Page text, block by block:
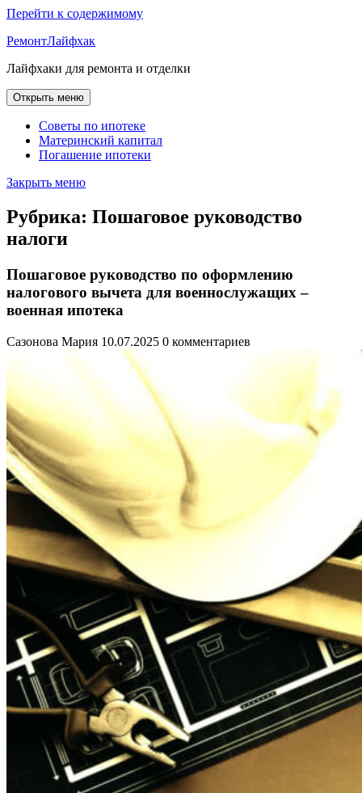
Перейти к содержимому
РемонтЛайфхак
Лайфхаки для ремонта и отделки
Открыть меню
Советы по ипотеке
Материнский капитал
Погашение ипотеки
Закрыть меню
Рубрика: Пошаговое руководство
налоги
Пошаговое руководство по оформлению
налогового вычета для военнослужащих –
военная ипотека
Сазонова Мария 10.07.2025 0 комментариев